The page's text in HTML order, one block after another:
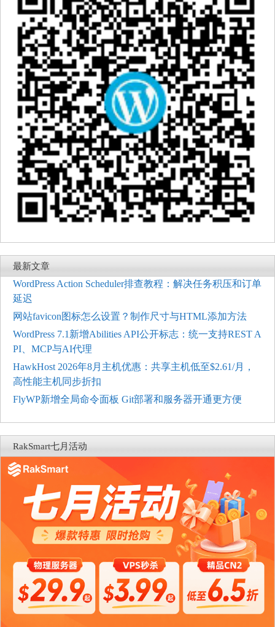
最新文章
WordPress Action Scheduler排查教程：解决任务积压和订单
延迟
网站favicon图标怎么设置？制作尺寸与HTML添加方法
WordPress 7.1新增Abilities API公开标志：统一支持REST A
PI、MCP与AI代理
HawkHost 2026年8月主机优惠：共享主机低至$2.61/月，
高性能主机同步折扣
FlyWP新增全局命令面板 Git部署和服务器开通更方便
RakSmart七月活动